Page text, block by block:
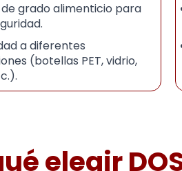
grado alimenticio para
a diferentes
(botellas PET, vidrio,
elegir